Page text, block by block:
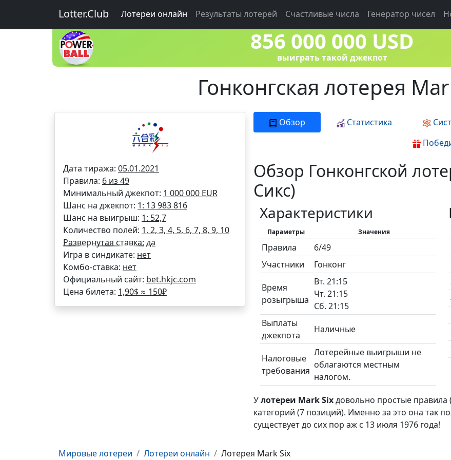
Lotter.Club Лотереи онлайн Результаты лотерей Счастливые числа Генератор чисел
856 000 000 USD
выиграть такой джекпот
Гонконгская лотерея
Дата тиража: 05.01.2021
Правила: 6 из 49
Минимальный джекпот: 1 000 000 EUR
Шанс на джекпот: 1: 13 983 816
Шанс на выигрыш: 1: 52,7
Количество полей: 1, 2, 3, 4, 5, 6, 7, 8, 9, 10
Развернутая ставка: да
Игра в синдикате: нет
Комбо-ставка: нет
Официальный сайт: bet.hkjc.com
Цена билета: 1,90$ ≈ 150₽
Обзор Статистика
Обзор Гонконгской
Сикс)
Характеристики
Параметры Значения
Правила
6/49
Участники
Гонконг
Время
розыгрыша
Вт. 21:15
Чт. 21:15
Сб. 21:15
Выплаты
джекпота
Наличные
Налоговые
требования
Лотерейные выигрыши не
облагаются местным
налогом.
Улотереи Mark Sixдовольно простые правила
категорий (7 позиций). Именно за это она так
существует до сих пор аж с 13 июля 1976 года!
Мировые лотереи Лотереи онлайн Лотерея Mark Six